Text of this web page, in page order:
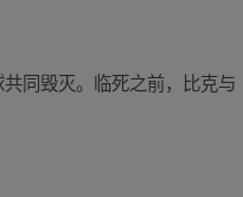
同毁灭。临死之前，比克与